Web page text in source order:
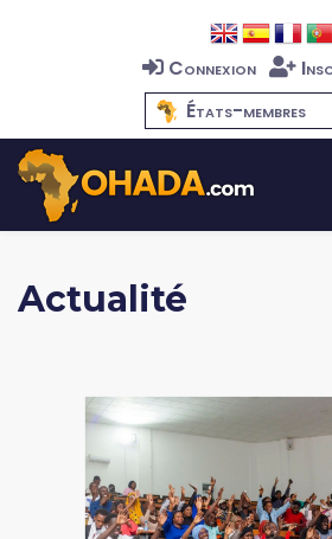
Connexion
États-membres
Actualité